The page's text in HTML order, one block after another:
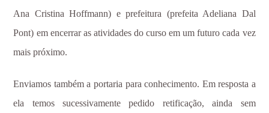
Ana Cristina Hoffmann) e prefeitura (prefeita Adeliana Dal
Pont) em encerrar as atividades do curso em um futuro cada vez
mais próximo.
Enviamos também a portaria para conhecimento. Em resposta a
ela temos sucessivamente pedido retificação, ainda sem